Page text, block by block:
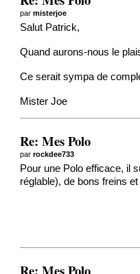
parmisterjoe
Salut Patrick,
Quand aurons-nous le
Ce serait sympa de
Mister Joe
Re: Mes Polo
parrockdee733
Pour une Polo efficace, il
réglable), de bons freins
Re: Mes Polo